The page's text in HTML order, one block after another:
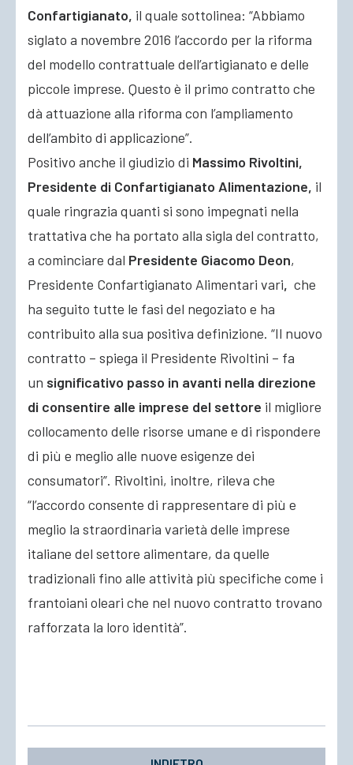
Confartigianato, il quale sottolinea: “Abbiamo
siglato a novembre 2016 l’accordo per la riforma
del modello contrattuale dell’artigianato e delle
piccole imprese. Questo è il primo contratto che
dà attuazione alla riforma con l’ampliamento
dell’ambito di applicazione”.
Positivo anche il giudizio di Massimo Rivoltini,
Presidente di Confartigianato Alimentazione, il
quale ringrazia quanti si sono impegnati nella
trattativa che ha portato alla sigla del contratto,
a cominciare dal Presidente Giacomo Deon,
Presidente Confartigianato Alimentari vari, che
ha seguito tutte le fasi del negoziato e ha
contribuito alla sua positiva definizione. “Il nuovo
contratto – spiega il Presidente Rivoltini – fa
un significativo passo in avanti nella direzione
di consentire alle imprese del settore il migliore
collocamento delle risorse umane e di rispondere
di più e meglio alle nuove esigenze dei
consumatori”. Rivoltini, inoltre, rileva che
“l’accordo consente di rappresentare di più e
meglio la straordinaria varietà delle imprese
italiane del settore alimentare, da quelle
tradizionali fino alle attività più specifiche come i
frantoiani oleari che nel nuovo contratto trovano
rafforzata la loro identità”.